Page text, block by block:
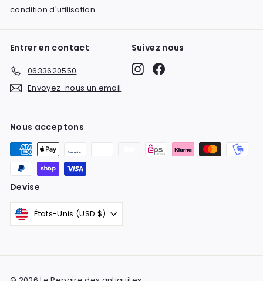
condition d'utilisation
Entrer en contact
0633620550
Envoyez-nous un email
Suivez nous
InstagramFacebook
Nous acceptons
Devise
États-Unis (USD $)